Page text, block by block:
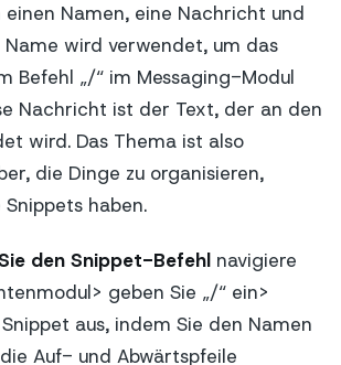
einen Namen, eine Nachricht und
Name wird verwendet, um das
Befehl „/“ im Messaging-Modul
Nachricht ist der Text, der an den
wird. Das Thema ist also
die Dinge zu organisieren,
haben.
den Snippet-Befehl navigiere
geben Sie „/“ ein>
aus, indem Sie den Namen
Auf- und Abwärtspfeile